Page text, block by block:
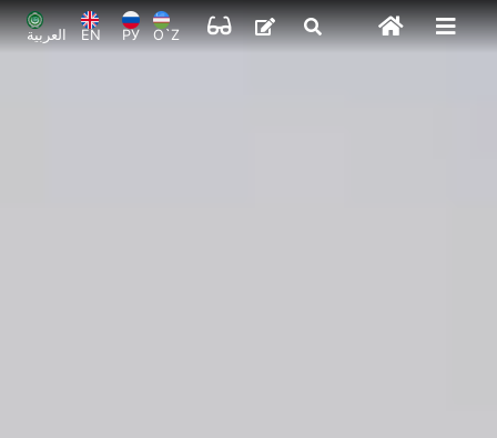
O`Z
РУ
EN العربية